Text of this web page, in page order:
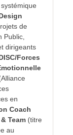
de
Public,
dirigeants
Forces
en
Coach
Team (titre
au